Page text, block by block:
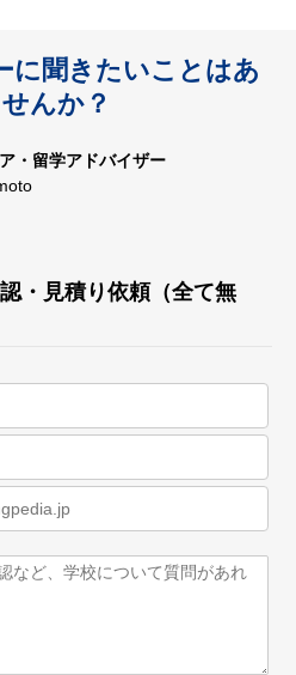
に聞きたいことはあ
んか？
・留学アドバイザー
・見積り依頼（全て無